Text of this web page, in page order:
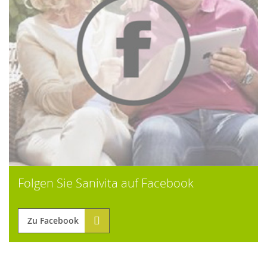
Folgen Sie Sanivita auf Facebook
Zu Facebook